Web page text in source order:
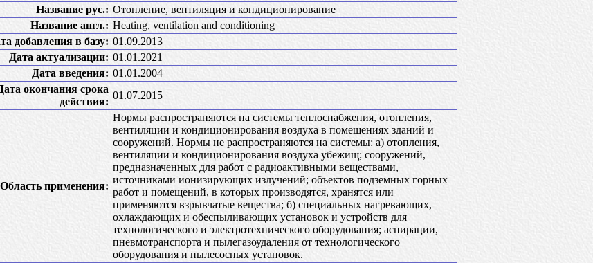
Название рус.: Отопление, вентиляция и кондиционирование
Название англ.: Heating, ventilation and conditioning
добавления в базу: 01.09.2013
Дата актуализации: 01.01.2021
Дата введения: 01.01.2004
окончания срока
действия:
01.07.2015
Область применения:
Нормы распространяются на системы теплоснабжения, отопления,
вентиляции и кондиционирования воздуха в помещениях зданий и
сооружений. Нормы не распространяются на системы: а) отопления,
вентиляции и кондиционирования воздуха убежищ; сооружений,
предназначенных для работ с радиоактивными веществами,
источниками ионизирующих излучений; объектов подземных горных
работ и помещений, в которых производятся, хранятся или
применяются взрывчатые вещества; б) специальных нагревающих,
охлаждающих и обеспыливающих установок и устройств для
технологического и электротехнического оборудования; аспирации,
пневмотранспорта и пылегазоудаления от технологического
оборудования и пылесосных установок.